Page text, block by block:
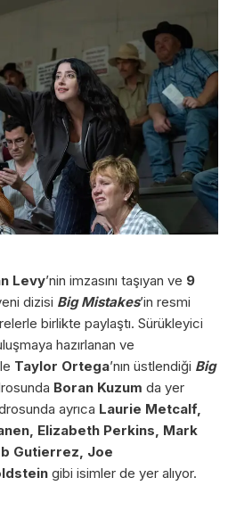
Levy’nin imzasını taşıyan ve 9
dizisi Big Mistakes’in resmi
birlikte paylaştı. Sürükleyici
hazırlanan ve
Taylor Ortega’nın üstlendiği Big
Boran Kuzum da yer
ayrıca Laurie Metcalf,
Elizabeth Perkins, Mark
Gutierrez, Joe
gibi isimler de yer alıyor.